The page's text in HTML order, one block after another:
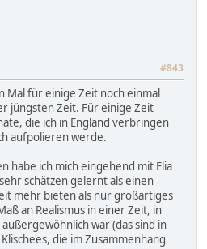
#843
Mal für einige Zeit noch einmal
jüngsten Zeit. Für einige Zeit
die ich in England verbringen
aufpolieren werde.
habe ich mich eingehend mit Elia
schätzen gelernt als einen
mehr bieten als nur großartiges
an Realismus in einer Zeit, in
war (das sind in
die im Zusammenhang